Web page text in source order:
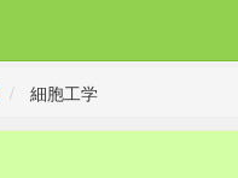
細胞工学